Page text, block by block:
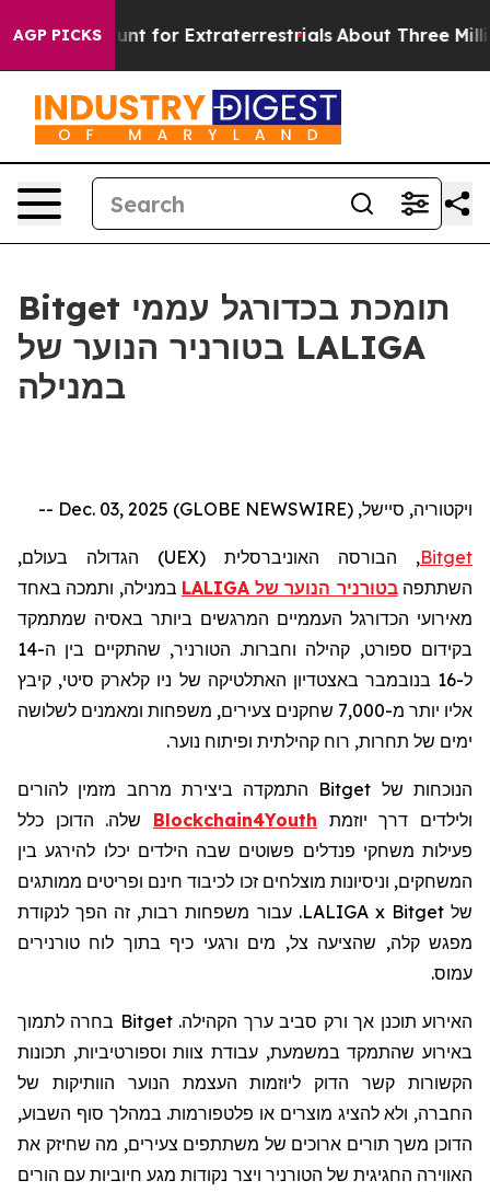
AGP PICKS
to Hunt for Extraterrestrials About Three Million
Bitget תומכת בכדורגל עממי
בטורניר הנוער של LALIGA
במנילה
ויקטוריה, סיישל, Dec. 03, 2025 (GLOBE NEWSWIRE) --
Bitget, הבורסה האוניברסלית (UEX) הגדולה בעולם,
השתתפהבטורניר הנוער שלLALIGA במנילה, ותמכה באחד
מאירועי הכדורגל העממיים המרגשים ביותר באסיה שמתמקד
בקידום ספורט, קהילה וחברות. הטורניר, שהתקיים בין ה-14
ל-16 בנובמבר באצטדיון האתלטיקה של ניו קלארק סיטי, קיבץ
אליו יותר מ-7,000 שחקנים צעירים, משפחות ומאמנים לשלושה
ימים של תחרות, רוח קהילתית ופיתוח נוער.
הנוכחות של Bitget התמקדה ביצירת מרחב מזמין להורים
ולילדים דרך יוזמת Blockchain4Youth שלה. הדוכן כלל
פעילות משחקי פנדלים פשוטים שבה הילדים יכלו להירגע בין
המשחקים, וניסיונות מוצלחים זכו לכיבוד חינם ופריטים ממותגים
של LALIGA x Bitget. עבור משפחות רבות, זה הפך לנקודת
מפגש קלה, שהציעה צל, מים ורגעי כיף בתוך לוח טורנירים
עמוס.
האירוע תוכנן אך ורק סביב ערך הקהילה. Bitget בחרה לתמוך
באירוע שהתמקד במשמעת, עבודת צוות וספורטיביות, תכונות
הקשורות קשר הדוק ליוזמות העצמת הנוער הוותיקות של
החברה, ולא להציג מוצרים או פלטפורמות. במהלך סוף השבוע,
הדוכן משך תורים ארוכים של משתתפים צעירים, מה שחיזק את
האווירה החגיגית של הטורניר ויצר נקודות מגע חיוביות עם הורים